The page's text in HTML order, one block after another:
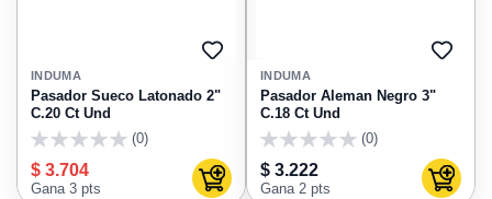
AGREGAR
FAVORITOS
INDUMA
Pasador Sueco Latonado 2"
C.20 Ct Und
(0)
$ 3.704
Gana 3 pts Agregar al carrito
INDUMA
Pasador Aleman Negro 3"
C.18 Ct Und
(0)
$ 3.222
Gana 2 pts